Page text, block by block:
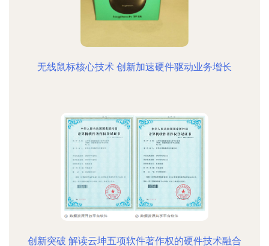
无线鼠标核心技术 创新加速硬件驱动业务增长
创新突破 解读云坤五项软件著作权的硬件技术融合